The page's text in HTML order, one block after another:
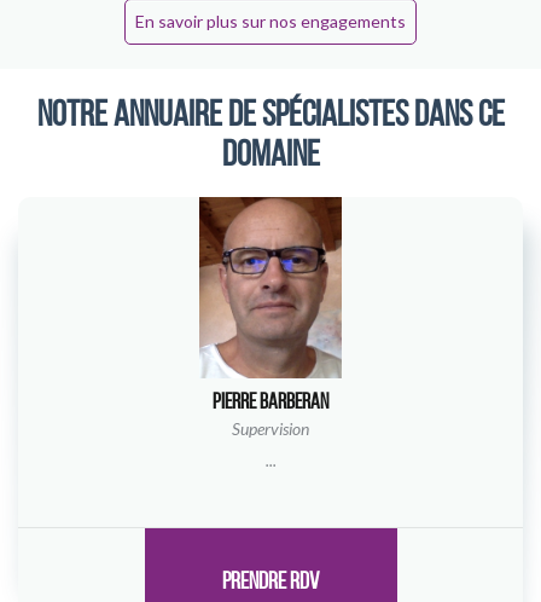
En savoir plus sur nos engagements
NOTRE ANNUAIRE DE SPÉCIALISTES DANS CE
DOMAINE
Pierre Barberan
Supervision
...
PRENDRE RDV